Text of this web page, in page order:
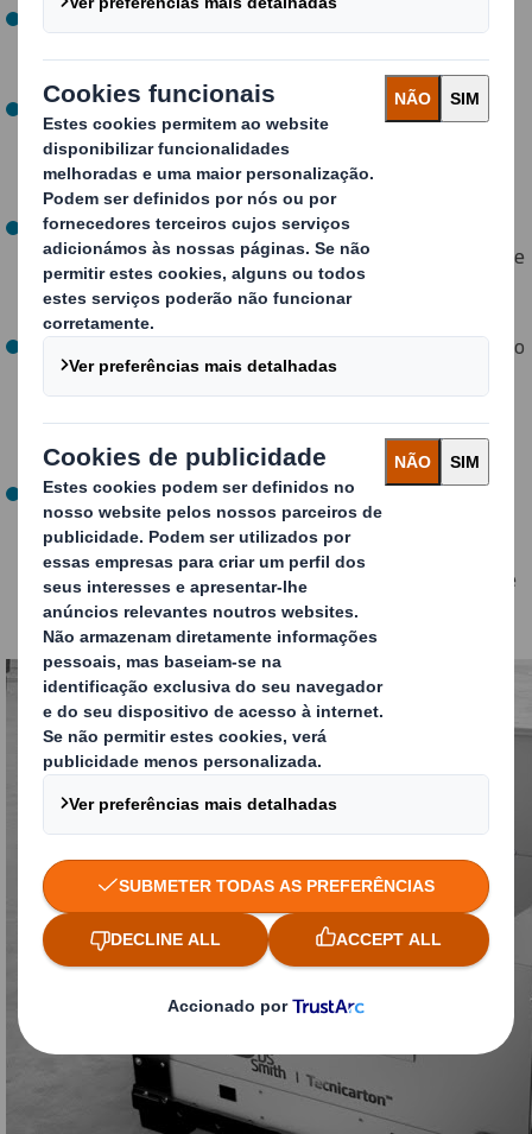
Palete incorporada : desenhada à medida sem
Ergonomia e redução de movimentos
: inclui janelas e
sistemas de acesso que minimizam movimentos
desnecessários na fábrica. A sua tampa sólida poupa
espaço e facilita as operações.
Otimização do transporte de retorno
diferentes opções de dobragem a vácuo, reduz o volume
de transporte em até 80 %, reduzindo os custos e o
impacto ambiental.
Tratamento ESD opcional: ideal para peças eletrónicas, o
tratamento anti estático protege circuitos e
componentes contra descargas eletrostáticas,
garantindo a integridade das peças em toda a cadeia de
abastecimento.
Novidade! Novo sistema de dobragem frontal: este
inovador sistema de dobragem permite que um único
trabalhador desdobre e dobre a embalagem, podendo
efetuar a dobragem em menos de três segundos, o que
proporciona uma rapidez e eficiência notáveis.